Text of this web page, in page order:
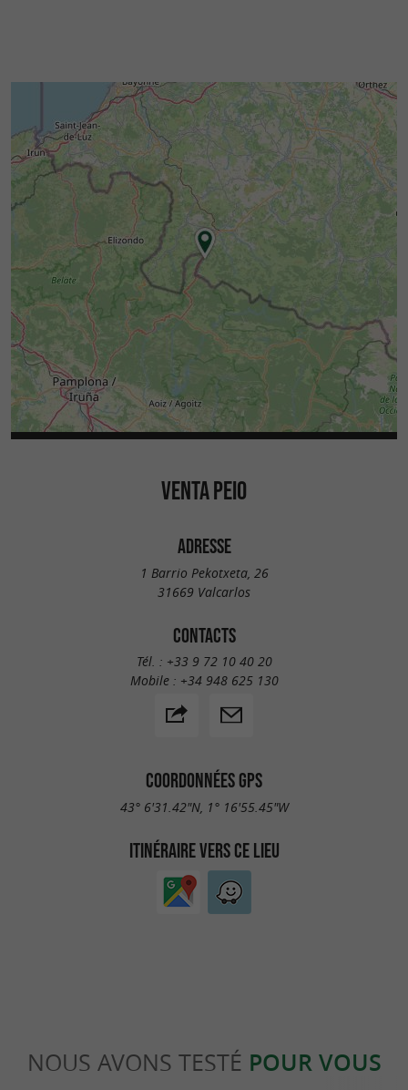
VENTA PEIO
ADRESSE
1 Barrio Pekotxeta, 26
31669 Valcarlos
CONTACTS
Tél. : +33 9 72 10 40 20
Mobile : +34 948 625 130
COORDONNÉES GPS
43° 6'31.42"N, 1° 16'55.45"W
ITINÉRAIRE VERS CE LIEU
NOUS AVONS TESTÉ POUR VOUS